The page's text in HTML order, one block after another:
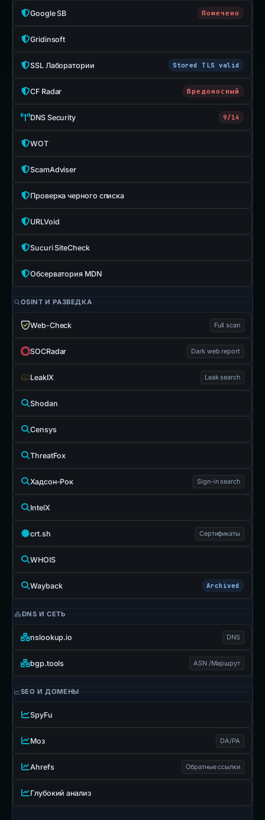
Google SB Помечено
Gridinsoft
SSL Лаборатории Stored TLS valid
CF Radar Вредоносный
DNS Security 9/14
WOT
ScamAdviser
Проверка черного списка
URLVoid
Sucuri SiteCheck
Обсерватория MDN
OSINT И РАЗВЕДКА
Web-Check Full scan
SOCRadar Dark web report
LeakIX Leak search
Shodan
Censys
ThreatFox
Хадсон-Рок Sign-in search
IntelX
crt.sh Сертификаты
WHOIS
Wayback Archived
DNS И СЕТЬ
nslookup.io DNS
bgp.tools ASN /Маршрут
SEO И ДОМЕНЫ
SpyFu
Моз DA/PA
Ahrefs Обратные ссылки
Глубокий анализ